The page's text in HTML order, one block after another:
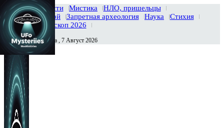
Главная Новости Мистика
НЛО, пришельцы
Тайны вселенной
Запретная археология Наука
Стихия
История
Гороскоп 2026
Сегодня Пятница , 7 Август 2026